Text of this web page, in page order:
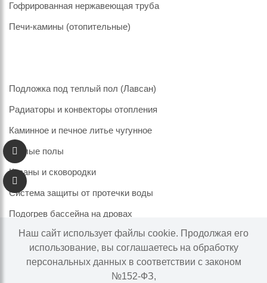
Гофрированная нержавеющая труба
Печи-камины (отопительные)
Подложка под теплый пол (Лавсан)
Радиаторы и конвекторы отопления
Каминное и печное литье чугунное
Теплые полы
Казаны и сковородки
Система защиты от протечки воды
Подогрев бассейна на дровах
Информация на сайте не является публичной офертой.
Наш сайт использует файлы cookie. Продолжая его
использование, вы соглашаетесь на обработку
персональных данных в соответствии с законом
№152-ФЗ,